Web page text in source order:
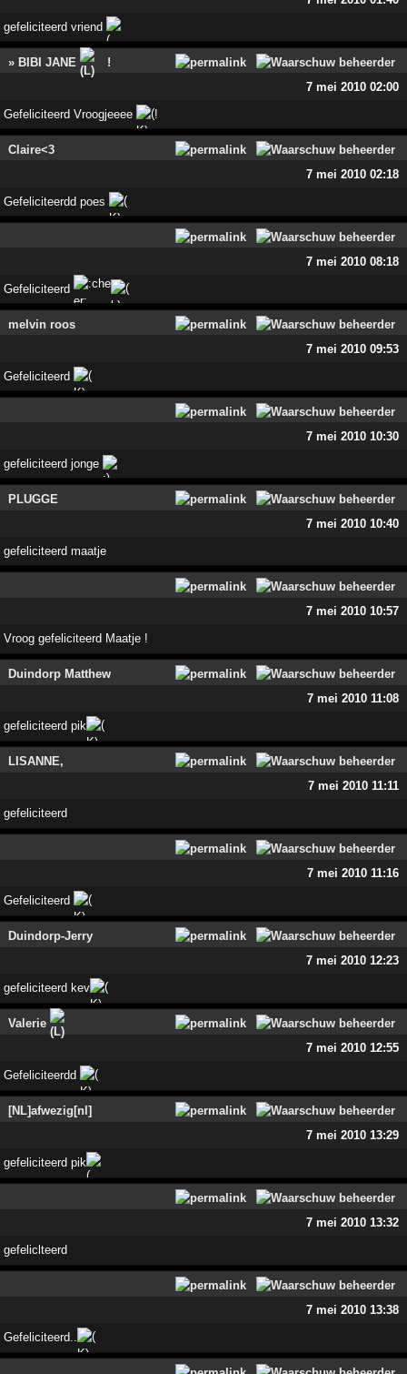
gefeliciteerd vriend
» BIBI JANE
!
7 mei 2010 02:00
Gefeliciteerd Vroogjeeee !
Claire<3
7 mei 2010 02:18
Gefeliciteerdd poes
7 mei 2010 08:18
Gefeliciteerd
melvin roos
7 mei 2010 09:53
Gefeliciteerd
7 mei 2010 10:30
gefeliciteerd jonge
PLUGGE
7 mei 2010 10:40
gefeliciteerd maatje
7 mei 2010 10:57
Vroog gefeliciteerd Maatje !
Duindorp Matthew
7 mei 2010 11:08
gefeliciteerd pik
LISANNE,
7 mei 2010 11:11
gefeliciteerd
7 mei 2010 11:16
Gefeliciteerd
Duindorp-Jerry
7 mei 2010 12:23
gefeliciteerd kev
Valerie
7 mei 2010 12:55
Gefeliciteerdd
[NL]afwezig[nl]
7 mei 2010 13:29
gefeliciteerd pik
7 mei 2010 13:32
gefeliclteerd
7 mei 2010 13:38
Gefeliciteerd..